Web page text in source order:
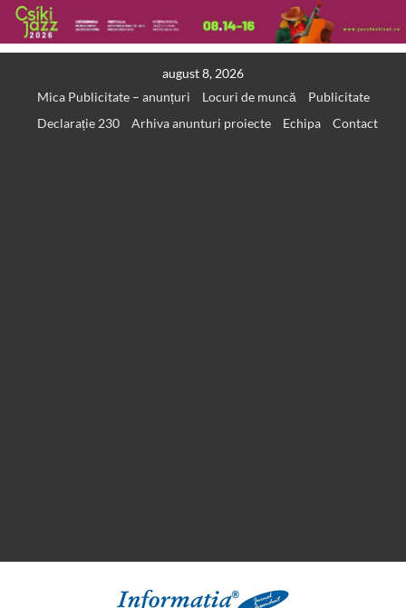
august 8, 2026
Mica Publicitate – anunțuri
Locuri de muncă
Publicitate
Declarație 230
Arhiva anunturi proiecte Echipa Contact